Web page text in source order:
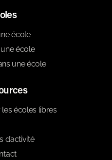
école
école
une école
écoles libres
d’activité